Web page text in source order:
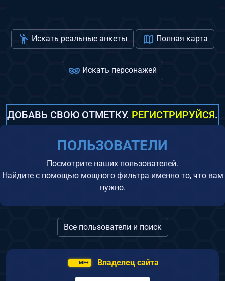
Искать реальные анкеты Полная карта
Искать персонажей
ДОБАВЬ СВОЮ ОТМЕТКУ. РЕГИСТРИРУЙСЯ.
ПОЛЬЗОВАТЕЛИ
Посмотрите наших пользователей.
Найдите с помощью мощного фильтра именно то, что вам
нужно.
Все пользователи и поиск
MF+ Владелец сайта